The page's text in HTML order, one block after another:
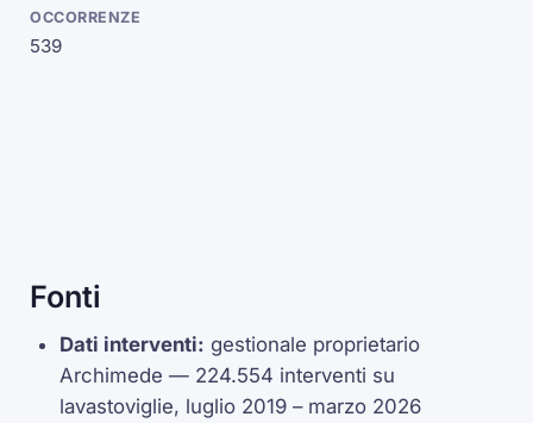
539
Fonti
Dati interventi: gestionale proprietario
Archimede — 224.554 interventi su
lavastoviglie, luglio 2019 – marzo 2026